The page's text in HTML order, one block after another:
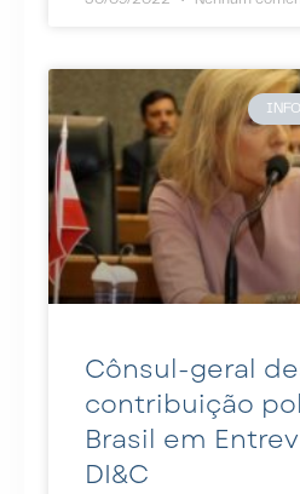
Cônsul-geral
contribuição
Brasil em
DI&C